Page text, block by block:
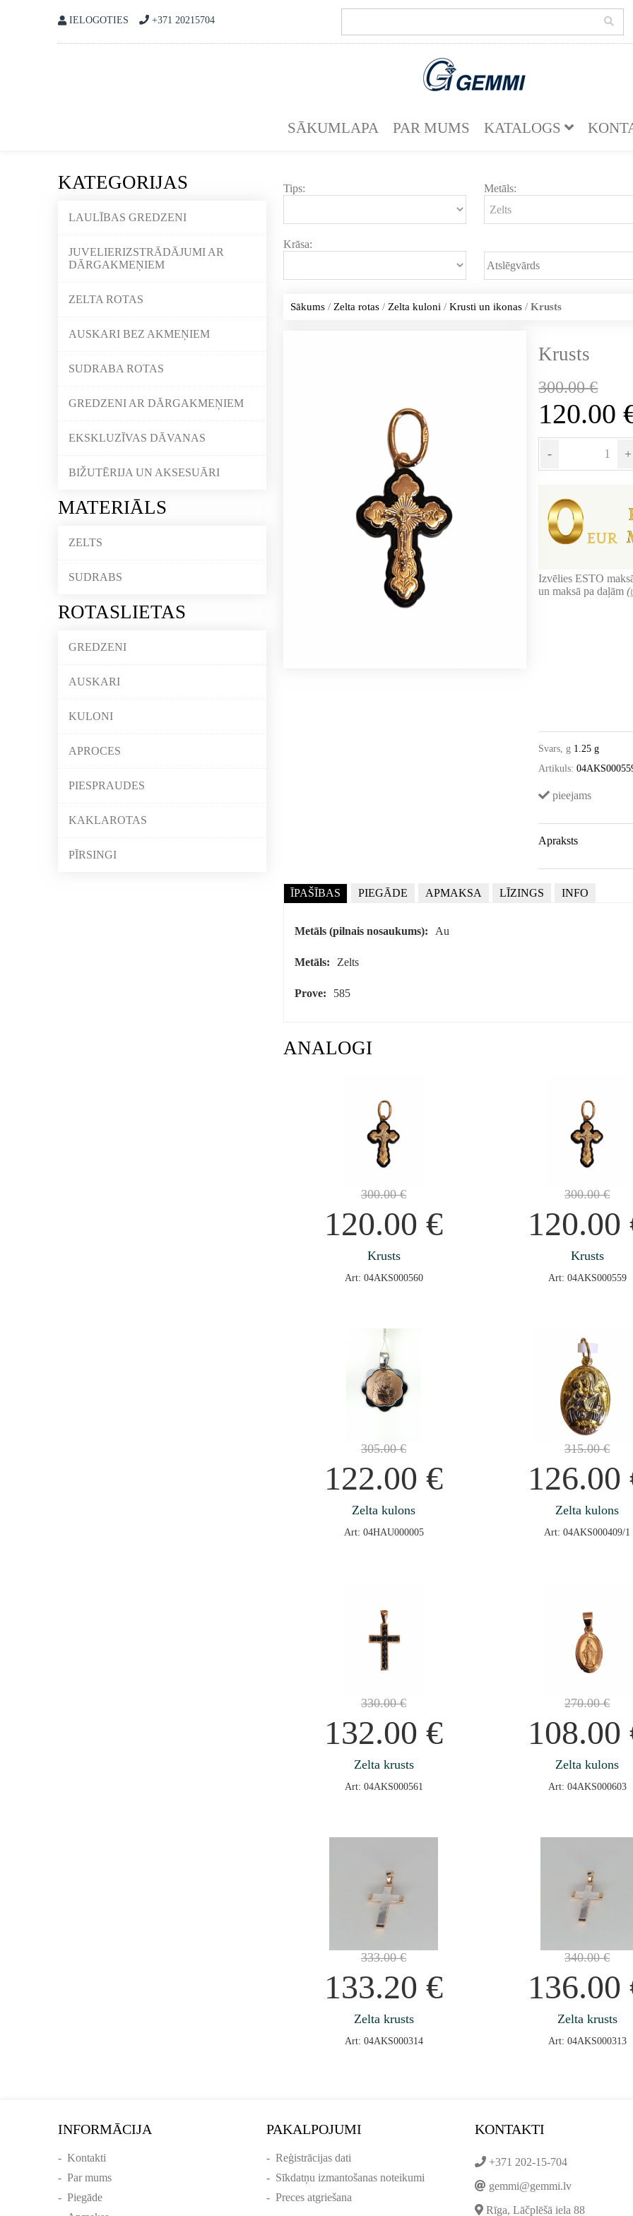
IELOGOTIES +371 20215704
SĀKUMLAPA PAR MUMS KATALOGS
KATEGORIJAS
LAULĪBAS GREDZENI
JUVELIERIZSTRĀDĀJUMI AR
DĀRGAKMEŅIEM
ZELTA ROTAS
AUSKARI BEZ AKMEŅIEM
SUDRABA ROTAS
GREDZENI AR DĀRGAKMEŅIEM
EKSKLUZĪVAS DĀVANAS
BIŽUTĒRIJA UN AKSESUĀRI
MATERIĀLS
ZELTS
SUDRABS
ROTASLIETAS
GREDZENI
AUSKARI
KULONI
APROCES
PIESPRAUDES
KAKLAROTAS
PĪRSINGI
Tips: Metāls:
Krāsa:
Sākums/ Zelta rotas/ Zelta kuloni / Krusti un ikonas/ Krusts
Krusts
300.00€
120.00
- +
Izvēlies ESTO
un maksā pa daļām(
Svars, g 1.25 g
Artikuls:
pieejams
Apraksts
ĪPAŠĪBAS PIEGĀDE APMAKSA LĪZINGS INFO
Metāls (pilnais nosaukums): Au
Metāls: Zelts
Prove: 585
ANALOGI
300.00€
120.00€
Krusts
Art: 04AKS000560
300.00€
120.00
Krusts
Art: 04AKS000559
305.00€
122.00€
Zelta kulons
Art: 04HAU000005
315.00€
126.00
Zelta kulons
Art: 04AKS000409/1
330.00€
132.00€
Zelta krusts
Art: 04AKS000561
270.00€
108.00
Zelta kulons
Art: 04AKS000603
333.00€
133.20€
Zelta krusts
Art: 04AKS000314
340.00€
136.00
Zelta krusts
Art: 04AKS000313
INFORMĀCIJA
- Kontakti
- Par mums
- Piegāde
PAKALPOJUMI
- Reģistrācijas dati
- Sīkdatņu izmantošanas noteikumi
- Preces atgriešana
KONTAKTI
+371 202-15-704
gemmi@gemmi.lv
Rīga, Lāčplēšā iela 88